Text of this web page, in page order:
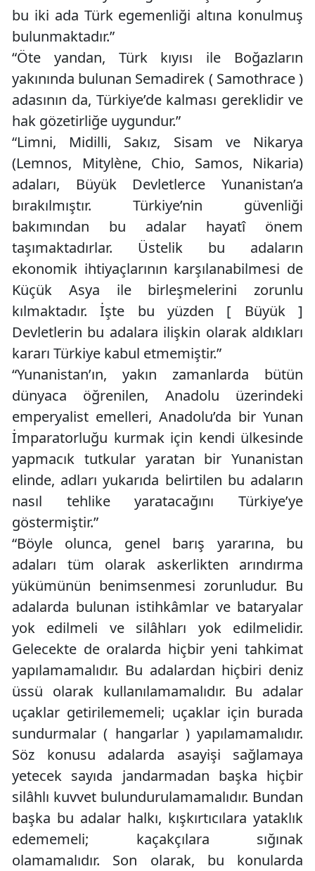
bu iki ada Türk egemenliği altına konulmuş
bulunmaktadır.”
“Öte yandan, Türk kıyısı ile Boğazların
yakınında bulunan Semadirek ( Samothrace )
adasının da, Türkiye’de kalması gereklidir ve
hak gözetirliğe uygundur.”
“Limni, Midilli, Sakız, Sisam ve Nikarya
(Lemnos, Mitylène, Chio, Samos, Nikaria)
adaları, Büyük Devletlerce Yunanistan’a
bırakılmıştır. Türkiye’nin güvenliği
bakımından bu adalar hayatî önem
taşımaktadırlar. Üstelik bu adaların
ekonomik ihtiyaçlarının karşılanabilmesi de
Küçük Asya ile birleşmelerini zorunlu
kılmaktadır. İşte bu yüzden [ Büyük ]
Devletlerin bu adalara ilişkin olarak aldıkları
kararı Türkiye kabul etmemiştir.”
“Yunanistan’ın, yakın zamanlarda bütün
dünyaca öğrenilen, Anadolu üzerindeki
emperyalist emelleri, Anadolu’da bir Yunan
İmparatorluğu kurmak için kendi ülkesinde
yapmacık tutkular yaratan bir Yunanistan
elinde, adları yukarıda belirtilen bu adaların
nasıl tehlike yaratacağını Türkiye’ye
göstermiştir.”
“Böyle olunca, genel barış yararına, bu
adaları tüm olarak askerlikten arındırma
yükümünün benimsenmesi zorunludur. Bu
adalarda bulunan istihkâmlar ve bataryalar
yok edilmeli ve silâhları yok edilmelidir.
Gelecekte de oralarda hiçbir yeni tahkimat
yapılamamalıdır. Bu adalardan hiçbiri deniz
üssü olarak kullanılamamalıdır. Bu adalar
uçaklar getirilememeli; uçaklar için burada
sundurmalar ( hangarlar ) yapılamamalıdır.
Söz konusu adalarda asayişi sağlamaya
yetecek sayıda jandarmadan başka hiçbir
silâhlı kuvvet bulundurulamamalıdır. Bundan
başka bu adalar halkı, kışkırtıcılara yataklık
edememeli; kaçakçılara sığınak
olamamalıdır. Son olarak, bu konularda